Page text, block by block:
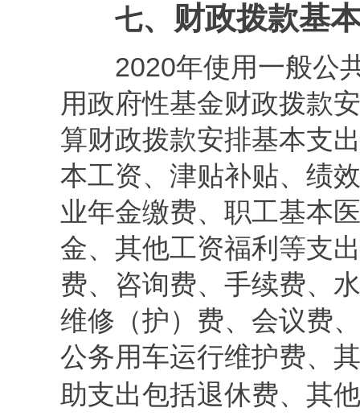
七、财政拨款基
2020年使用一般公
用政府性基金财政拨款
算财政拨款安排基本支
本工资、津贴补贴、绩
业年金缴费、职工基本
金、 其他工资福利 等支出
费、咨询费、手续费、
维修（护）费、会议费
公务用车运行维护费、
助支出包括退休费、其